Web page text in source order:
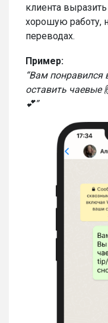
клиента
хорошую работу,
переводах.
Пример:
“Вам понравился
оставить чаевые
💕”